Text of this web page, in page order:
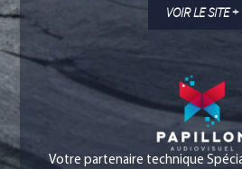
VOIR LE SITE +
Votre partenaire technique